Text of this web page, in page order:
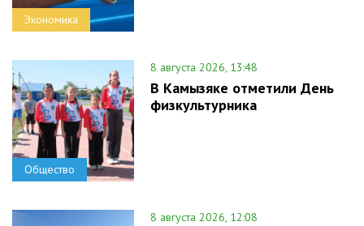
Экономика
Общество
8 августа 2026, 13:48
В Камызяке отметили День
физкультурника
8 августа 2026, 12:08